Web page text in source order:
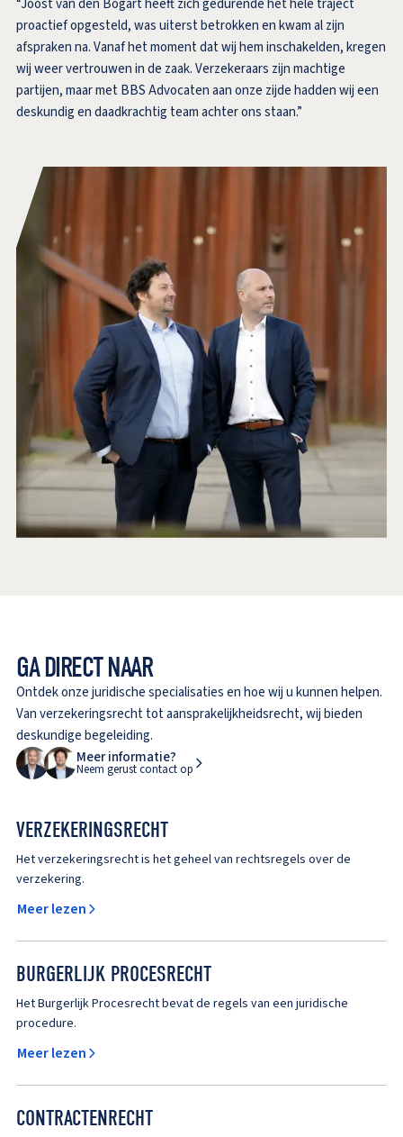
“Joost van den Bogart heeft zich gedurende het hele traject
proactief opgesteld, was uiterst betrokken en kwam al zijn
afspraken na. Vanaf het moment dat wij hem inschakelden, kregen
wij weer vertrouwen in de zaak. Verzekeraars zijn machtige
partijen, maar met BBS Advocaten aan onze zijde hadden wij een
deskundig en daadkrachtig team achter ons staan.”
GA DIRECT NAAR
Ontdek onze juridische specialisaties en hoe wij u kunnen helpen.
Van verzekeringsrecht tot aansprakelijkheidsrecht, wij bieden
deskundige begeleiding.
Meer informatie?
Neem gerust contact op
VERZEKERINGSRECHT
Het verzekeringsrecht is het geheel van rechtsregels over de
verzekering.
Meer lezen
BURGERLIJK PROCESRECHT
Het Burgerlijk Procesrecht bevat de regels van een juridische
procedure.
Meer lezen
CONTRACTENRECHT